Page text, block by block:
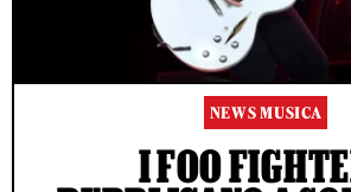
NEWS MUSICA
I FOO